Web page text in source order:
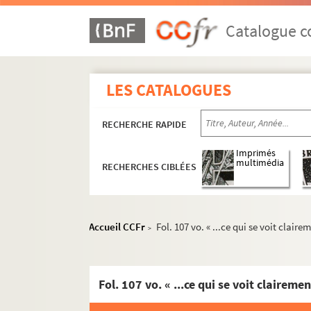
Catalogue
LES CATALOGUES
RECHERCHE RAPIDE
RECHERCHES CIBLÉES
Imprimés
multimédia
Accueil CCFr > Fol. 107 vo. « ...ce qui se voit
Ms 772. Abrégé de l'histoire des
Ms 773. « Exposition et réfutation des
Ms 775. Inventaire des titres de
Ms 776. Martyrologium et regulae
Ms 777. « Résolutions des assemblées des
Ms 778. « Chronica sacri ordinis
Ms 779. Rentier du couvent des
Ms 780. Livre des fondations faites en
Ms 784-790. « Ordo carmelitanus sub uno r
Ms 791. « État de la réforme des Carmes